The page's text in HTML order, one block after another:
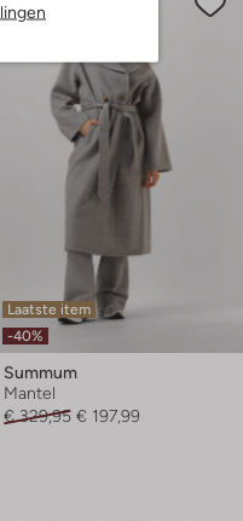
Laatste item
-40%
Summum
Mantel
€ 329,95 € 197,99